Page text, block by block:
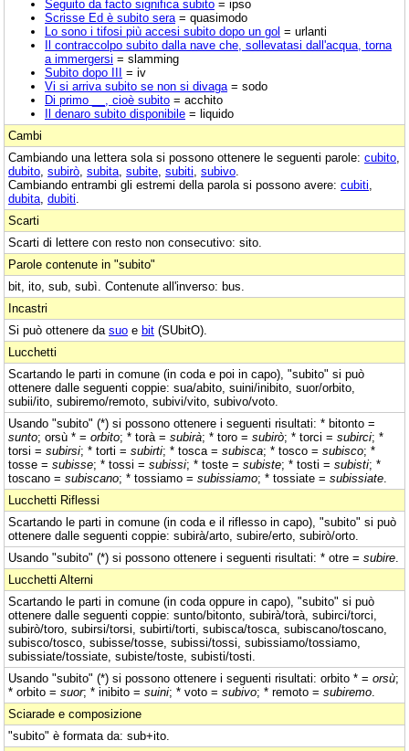
Seguito da facto significa subito = ipso
Scrisse Ed è subito sera = quasimodo
Lo sono i tifosi più accesi subito dopo un gol = urlanti
Il contraccolpo subito dalla nave che, sollevatasi dall'acqua, torna
a immergersi = slamming
Subito dopo III = iv
Vi si arriva subito se non si divaga = sodo
Di primo __, cioè subito = acchito
Il denaro subito disponibile = liquido
Cambi
Cambiando una lettera sola si possono ottenere le seguenti parole: cubito
dubito subirò subita subite subiti subivo
Cambiando entrambi gli estremi della parola si possono avere: cubiti
dubita dubiti
Scarti
Scarti di lettere con resto non consecutivo: sito.
Parole contenute in "subito"
bit, ito, sub, subì. Contenute all'inverso: bus.
Incastri
Si può ottenere da suo e bit (SUbitO).
Lucchetti
Scartando le parti in comune (in coda e poi in capo), "subito" si può
ottenere dalle seguenti coppie: sua/abito, suini/inibito, suor/orbito,
subii/ito, subiremo/remoto, subivi/vito, subivo/voto.
Usando "subito" (*) si possono ottenere i seguenti risultati: * bitonto =
sunto; orsù * = orbito; * torà = subirà; * toro = subirò; * torci = subirci; *
torsi = subirsi; * torti = subirti; * tosca = subisca; * tosco = subisco; *
tosse = subisse; * tossi = subissi; * toste = subiste; * tosti = subisti; *
toscano = subiscano; * tossiamo = subissiamo; * tossiate = subissiate
Lucchetti Riflessi
Scartando le parti in comune (in coda e il riflesso in capo), "subito" si può
ottenere dalle seguenti coppie: subirà/arto, subire/erto, subirò/orto.
Usando "subito" (*) si possono ottenere i seguenti risultati: * otre = subire
Lucchetti Alterni
Scartando le parti in comune (in coda oppure in capo), "subito" si può
ottenere dalle seguenti coppie: sunto/bitonto, subirà/torà, subirci/torci,
subirò/toro, subirsi/torsi, subirti/torti, subisca/tosca, subiscano/toscano,
subisco/tosco, subisse/tosse, subissi/tossi, subissiamo/tossiamo,
subissiate/tossiate, subiste/toste, subisti/tosti.
Usando "subito" (*) si possono ottenere i seguenti risultati: orbito * = orsù;
* orbito = suor; * inibito = suini; * voto = subivo; * remoto = subiremo
Sciarade e composizione
"subito" è formata da: sub+ito.